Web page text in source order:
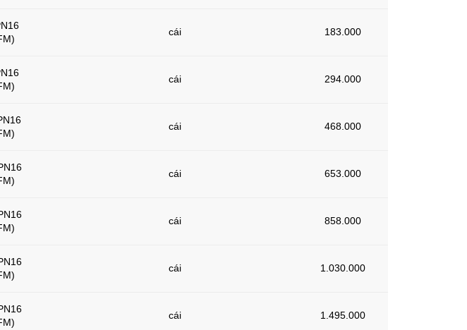
cái 183.000
cái 294.000
cái 468.000
cái 653.000
cái 858.000
cái 1.030.000
cái 1.495.000